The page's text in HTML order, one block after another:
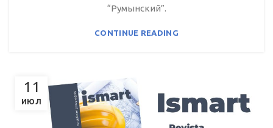
“Румынский”.
CONTINUE READING
11
ИЮЛ